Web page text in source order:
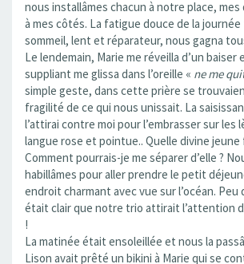
nous installâmes chacun à notre place, mes
à mes côtés. La fatigue douce de la
sommeil, lent et réparateur, nous gagna
Le lendemain, Marie me réveilla d’un baiser
suppliant me glissa dans l’oreille « ne me
simple geste, dans cette prière se
fragilité de ce qui nous unissait. La
l’attirai contre moi pour l’embrasser sur les
langue rose et pointue.. Quelle divine jeune
Comment pourrais-je me séparer d’elle ?
habillâmes pour aller prendre le petit
endroit charmant avec vue sur l’océan. Peu
était clair que notre trio attirait l’attention
!
La matinée était ensoleillée et nous la
Lison avait prêté un bikini à Marie qui se